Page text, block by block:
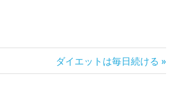
次
の
ダイエットは毎日続ける